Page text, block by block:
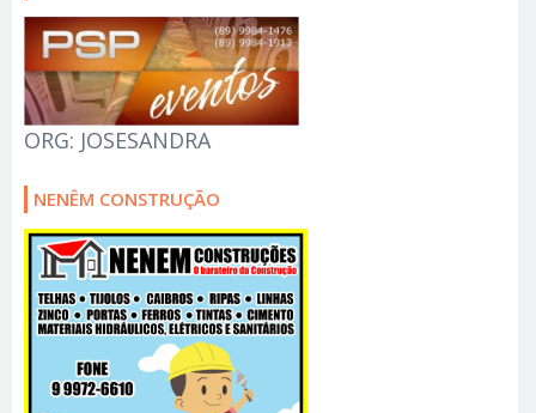
ORG: JOSESANDRA
NENÊM CONSTRUÇÃO